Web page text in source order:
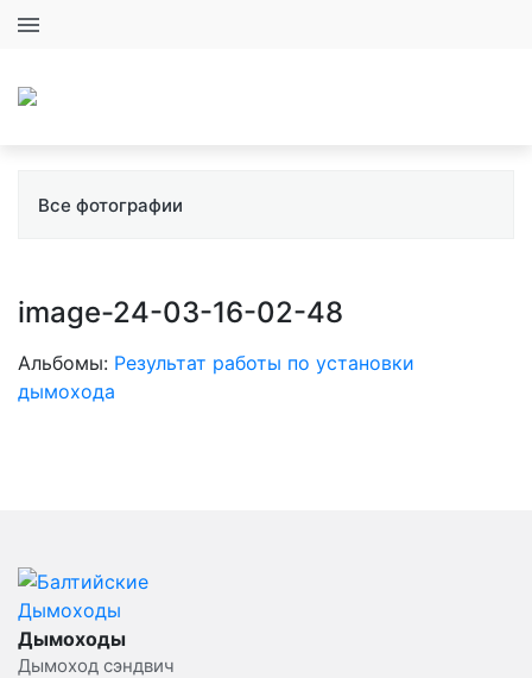
Все фотографии
image-24-03-16-02-48
Альбомы: Результат работы по установки
дымохода
Дымоходы
Дымоход сэндвич